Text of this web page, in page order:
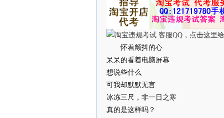
怀着颤抖的心
呆呆的看着电脑屏幕
想说些什么
可我却默默无言
冰冻三尺，非一日之寒
真的是这样吗？